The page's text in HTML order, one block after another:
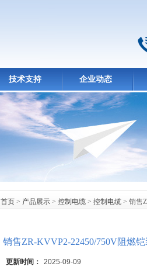
技术支持 企业动态
首页 > 产品展示 > 控制电缆 > 控制电缆 > 销售
销售ZR-KVVP2-22450/750V阻燃
更新时间： 2025-09-09